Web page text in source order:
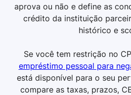
aprova ou não e define as
crédito da instituição
histórico e
Se você tem restrição no
empréstimo pessoal para
está disponível para o seu
compare as taxas, prazos,